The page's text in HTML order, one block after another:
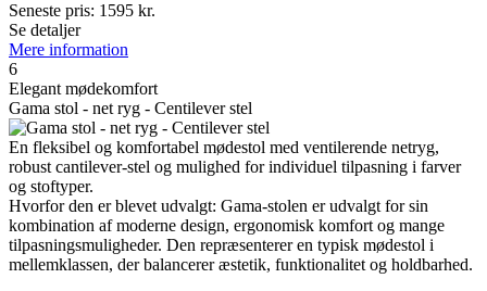
Seneste pris: 1595 kr.
Se detaljer
Mere information
6
Elegant mødekomfort
Gama stol - net ryg - Centilever stel
En fleksibel og komfortabel mødestol med ventilerende netryg,
robust cantilever-stel og mulighed for individuel tilpasning i farver
og stoftyper.
Hvorfor den er blevet udvalgt: Gama-stolen er udvalgt for sin
kombination af moderne design, ergonomisk komfort og mange
tilpasningsmuligheder. Den repræsenterer en typisk mødestol i
mellemklassen, der balancerer æstetik, funktionalitet og holdbarhed.